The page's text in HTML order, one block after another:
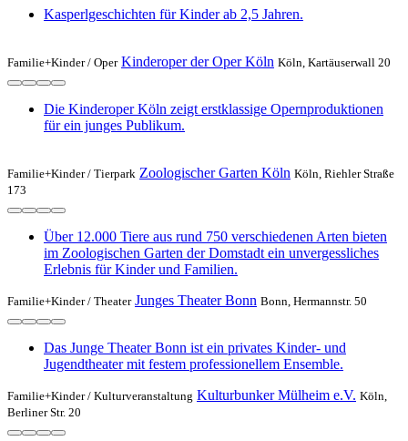
Kasperlgeschichten für Kinder ab 2,5 Jahren.
Familie+Kinder / Oper Kinderoper der Oper Köln Köln, Kartäuserwall 20
Die Kinderoper Köln zeigt erstklassige Opernproduktionen
für ein junges Publikum.
Familie+Kinder / Tierpark Zoologischer Garten Köln Köln, Riehler Straße
173
Über 12.000 Tiere aus rund 750 verschiedenen Arten bieten
im Zoologischen Garten der Domstadt ein unvergessliches
Erlebnis für Kinder und Familien.
Familie+Kinder / Theater Junges Theater Bonn Bonn, Hermannstr. 50
Das Junge Theater Bonn ist ein privates Kinder- und
Jugendtheater mit festem professionellem Ensemble.
Familie+Kinder / Kulturveranstaltung Kulturbunker Mülheim e.V. Köln,
Berliner Str. 20